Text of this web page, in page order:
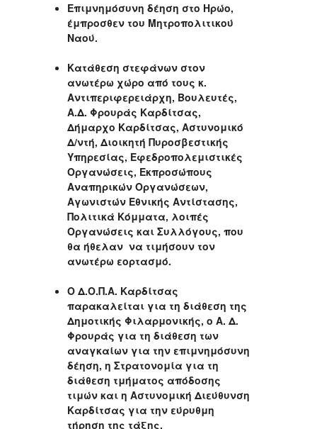
Επιμνημόσυνη δέηση στο Ηρώο,
έμπροσθεν του Μητροπολιτικού
Ναού.
Κατάθεση στεφάνων στον
ανωτέρω χώρο από τους κ.
Αντιπεριφερειάρχη, Βουλευτές,
Α.Δ. Φρουράς Καρδίτσας,
Δήμαρχο Καρδίτσας, Αστυνομικό
Δ/ντή, Διοικητή Πυροσβεστικής
Υπηρεσίας, Εφεδροπολεμιστικές
Οργανώσεις, Εκπροσώπους
Αναπηρικών Οργανώσεων,
Αγωνιστών Εθνικής Αντίστασης,
Πολιτικά Κόμματα, λοιπές
Οργανώσεις και Συλλόγους, που
θα ήθελαν να τιμήσουν τον
ανωτέρω εορτασμό.
Ο Δ.Ο.Π.Α. Καρδίτσας
παρακαλείται για τη διάθεση της
Δημοτικής Φιλαρμονικής, ο Α. Δ.
Φρουράς για τη διάθεση των
αναγκαίων για την επιμνημόσυνη
δέηση, η Στρατονομία για τη
διάθεση τμήματος απόδοσης
τιμών και η Αστυνομική Διεύθυνση
Καρδίτσας για την εύρυθμη
τήρηση της τάξης.